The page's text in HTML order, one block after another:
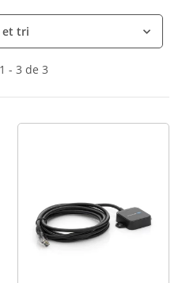
et tri
- 3 de 3